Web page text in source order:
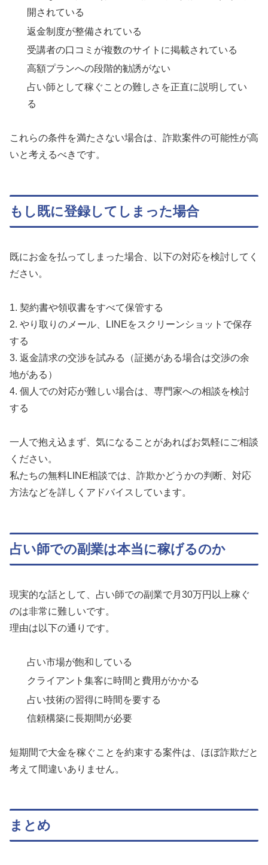
開されている
返金制度が整備されている
受講者の口コミが複数のサイトに掲載されている
高額プランへの段階的勧誘がない
占い師として稼ぐことの難しさを正直に説明してい
る
これらの条件を満たさない場合は、詐欺案件の可能性が高
いと考えるべきです。
もし既に登録してしまった場合
既にお金を払ってしまった場合、以下の対応を検討してく
ださい。
1. 契約書や領収書をすべて保管する
2. やり取りのメール、LINEをスクリーンショットで保存
する
3. 返金請求の交渉を試みる（証拠がある場合は交渉の余
地がある）
4. 個人での対応が難しい場合は、専門家への相談を検討
する
一人で抱え込まず、気になることがあればお気軽にご相談
ください。
私たちの無料LINE相談では、詐欺かどうかの判断、対応
方法などを詳しくアドバイスしています。
占い師での副業は本当に稼げるのか
現実的な話として、占い師での副業で月30万円以上稼ぐ
のは非常に難しいです。
理由は以下の通りです。
占い市場が飽和している
クライアント集客に時間と費用がかかる
占い技術の習得に時間を要する
信頼構築に長期間が必要
短期間で大金を稼ぐことを約束する案件は、ほぼ詐欺だと
考えて間違いありません。
まとめ